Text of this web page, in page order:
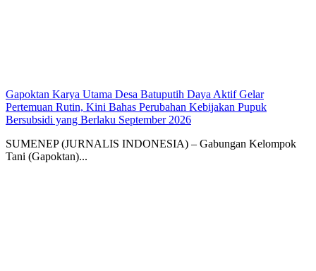
Gapoktan Karya Utama Desa Batuputih Daya Aktif Gelar
Pertemuan Rutin, Kini Bahas Perubahan Kebijakan Pupuk
Bersubsidi yang Berlaku September 2026
SUMENEP (JURNALIS INDONESIA) – Gabungan Kelompok
Tani (Gapoktan)...